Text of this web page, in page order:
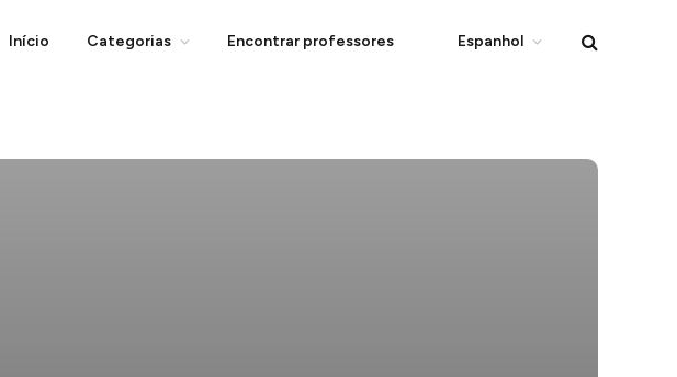
Início Categorias Encontrar professores Espanhol